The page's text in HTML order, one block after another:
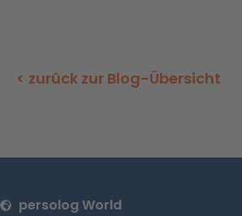
< zurück zur Blog-Übersicht
persolog World